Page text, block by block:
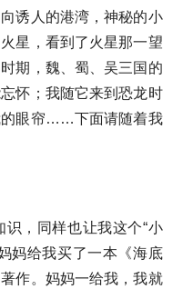
诱人的港湾，神秘的小
星，看到了火星那一望
期，魏、蜀、吴三国的
怀；我随它来到恐龙时
的眼帘……下面请随着我
，同样也让我这个“小
妈给我买了一本《海底
作。妈妈一给我，我就